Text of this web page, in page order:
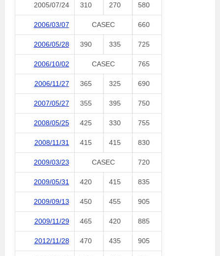
2005/07/24 310 270 580
2006/03/07 CASEC 660
2006/05/28 390 335 725
2006/10/02 CASEC 765
2006/11/27 365 325 690
2007/05/27 355 395 750
2008/05/25 425 330 755
2008/11/31 415 415 830
2009/03/23 CASEC 720
2009/05/31 420 415 835
2009/09/13 450 455 905
2009/11/29 465 420 885
2012/11/28 470 435 905